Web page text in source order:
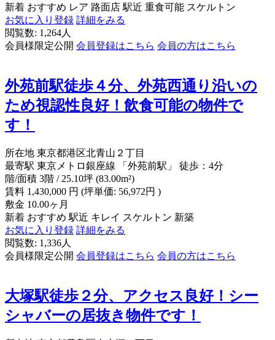
新着 おすすめ レア 路面店 駅近 重食可能 スケルトン
お気に入り登録 詳細をみる
閲覧数: 1,264人
会員様限定公開 会員登録はこちら 会員の方はこちら
外苑前駅徒歩４分、外苑西通り沿いの
ため視認性良好！飲食可能の物件で
す！
所在地 東京都港区北青山２丁目
最寄駅 東京メトロ銀座線 「外苑前駅」 徒歩：4分
階/面積 3階 / 25.10坪 (83.00m²)
賃料 1,430,000 円 (坪単価: 56,972円 )
敷金 10.00ヶ月
新着 おすすめ 駅近 キレイ スケルトン 新築
お気に入り登録 詳細をみる
閲覧数: 1,336人
会員様限定公開 会員登録はこちら 会員の方はこちら
大塚駅徒歩２分、アクセス良好！シー
シャバーの居抜き物件です！